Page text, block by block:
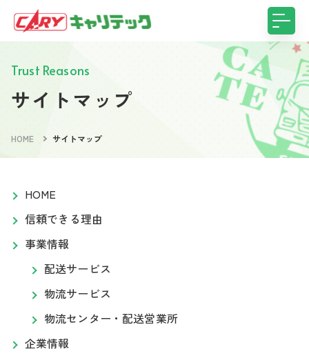
Trust Reasons
サイトマップ
HOME サイトマップ
HOME
信頼できる理由
事業情報
配送サービス
物流サービス
物流センター・配送営業所
企業情報